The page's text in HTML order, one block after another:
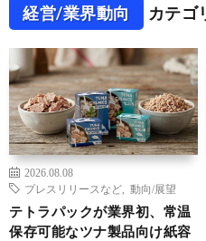
経営/業界動向 カテゴ
2026.08.08
プレスリリースなど
動向/展望
テトラパックが業界初、常温
保存可能なツナ製品向け紙容